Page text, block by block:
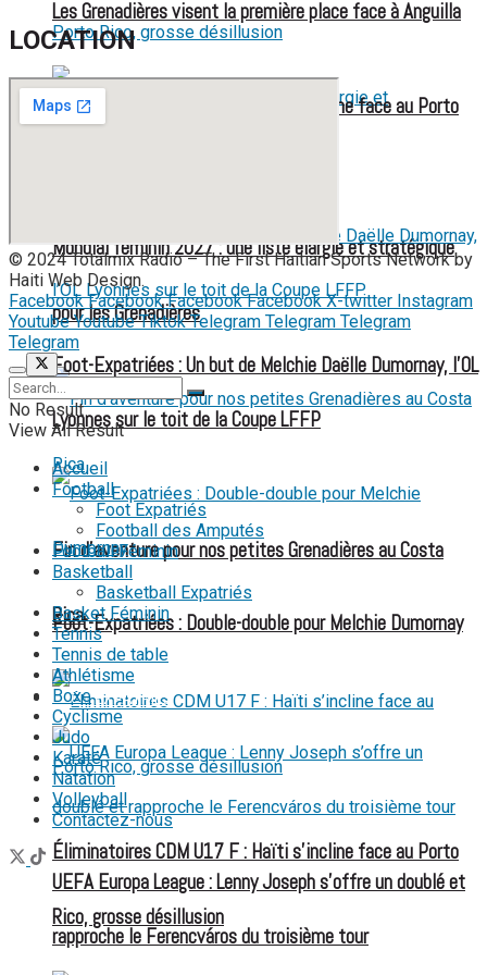
Les Grenadières visent la première place face à Anguilla
Mondial féminin 2027 : une liste élargie et stratégique
pour les Grenadières
Fin d’aventure pour nos petites Grenadières au Costa
Rica
Éliminatoires CDM U17 F : Haïti s’incline face au Porto
Rico, grosse désillusion
Éliminatoires CDM U17 F : Haïti s’incline face au Porto
Foot-Expatriées : Un but de Melchie Daëlle Dumornay, l’OL
Lyonnes sur le toit de la Coupe LFFP
Foot-Expatriées : Double-double pour Melchie Dumornay
FOOT EXPATRIÉS
UEFA Europa League : Lenny Joseph s’offre un doublé et
rapproche le Ferencváros du troisième tour
LOCATION
© 2024 Totalmix Radio – The First Haitian Sports Network by
Haiti Web Design.
Facebook Facebook Facebook Facebook X-twitter Instagram
Youtube Youtube Tiktok Telegram Telegram Telegram
Telegram
No Result
View All Result
Accueil
Football
Foot Expatriés
Football des Amputés
Football Féminin
Basketball
Basketball Expatriés
Basket Féminin
Tennis
Tennis de table
Athlétisme
Boxe
Cyclisme
Judo
Karaté
Natation
Volleyball
Contactez-nous